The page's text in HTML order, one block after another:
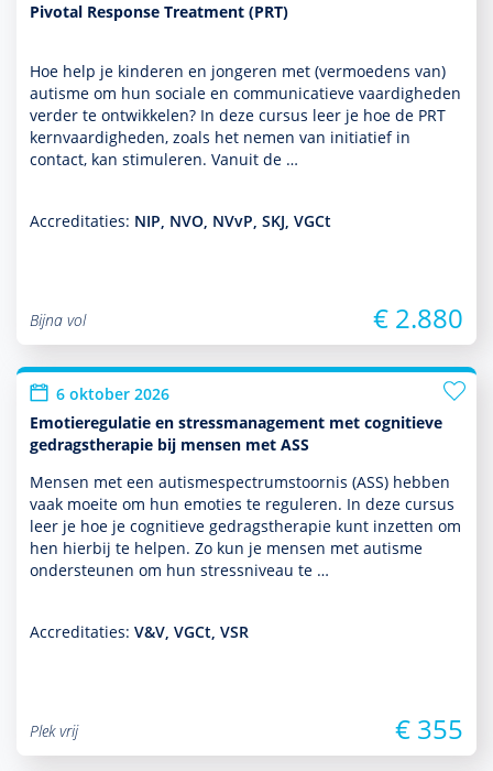
Pivotal Response Treatment (PRT)
Hoe help je kin­de­ren en jongeren met (vermoedens van)
autisme om hun sociale en com­muni­ca­tieve vaar­dig­heden
verder te ontwik­kelen? In deze cursus leer je hoe de PRT
kernvaar­dig­heden, zoals het nemen van initiatief in
contact, kan stimuleren. Vanuit de …
Accreditaties: NIP, NVO, NVvP, SKJ, VGCt
Bijna vol € 2.880
6 oktober 2026
Emotieregulatie en stressmanagement met cognitieve
gedragstherapie bij mensen met ASS
Mensen met een autisme­spectrum­stoor­nis (ASS) hebben
vaak moeite om hun emoties te reguleren. In deze cursus
leer je hoe je cogni­tieve gedrags­thera­pie kunt inzetten om
hen hierbij te helpen. Zo kun je mensen met autisme
onder­steunen om hun stressniveau te …
Accreditaties: V&V, VGCt, VSR
Plek vrij € 355